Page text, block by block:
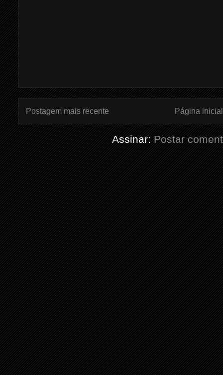
Postagem mais recente Página inicial
Assinar:Postar